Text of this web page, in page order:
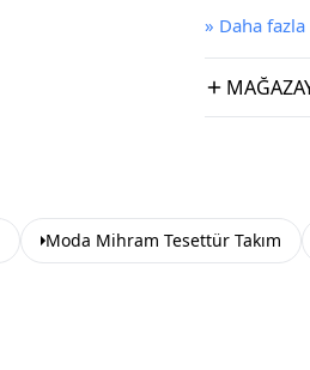
» Daha
Moda Mihram Tesettür Takım